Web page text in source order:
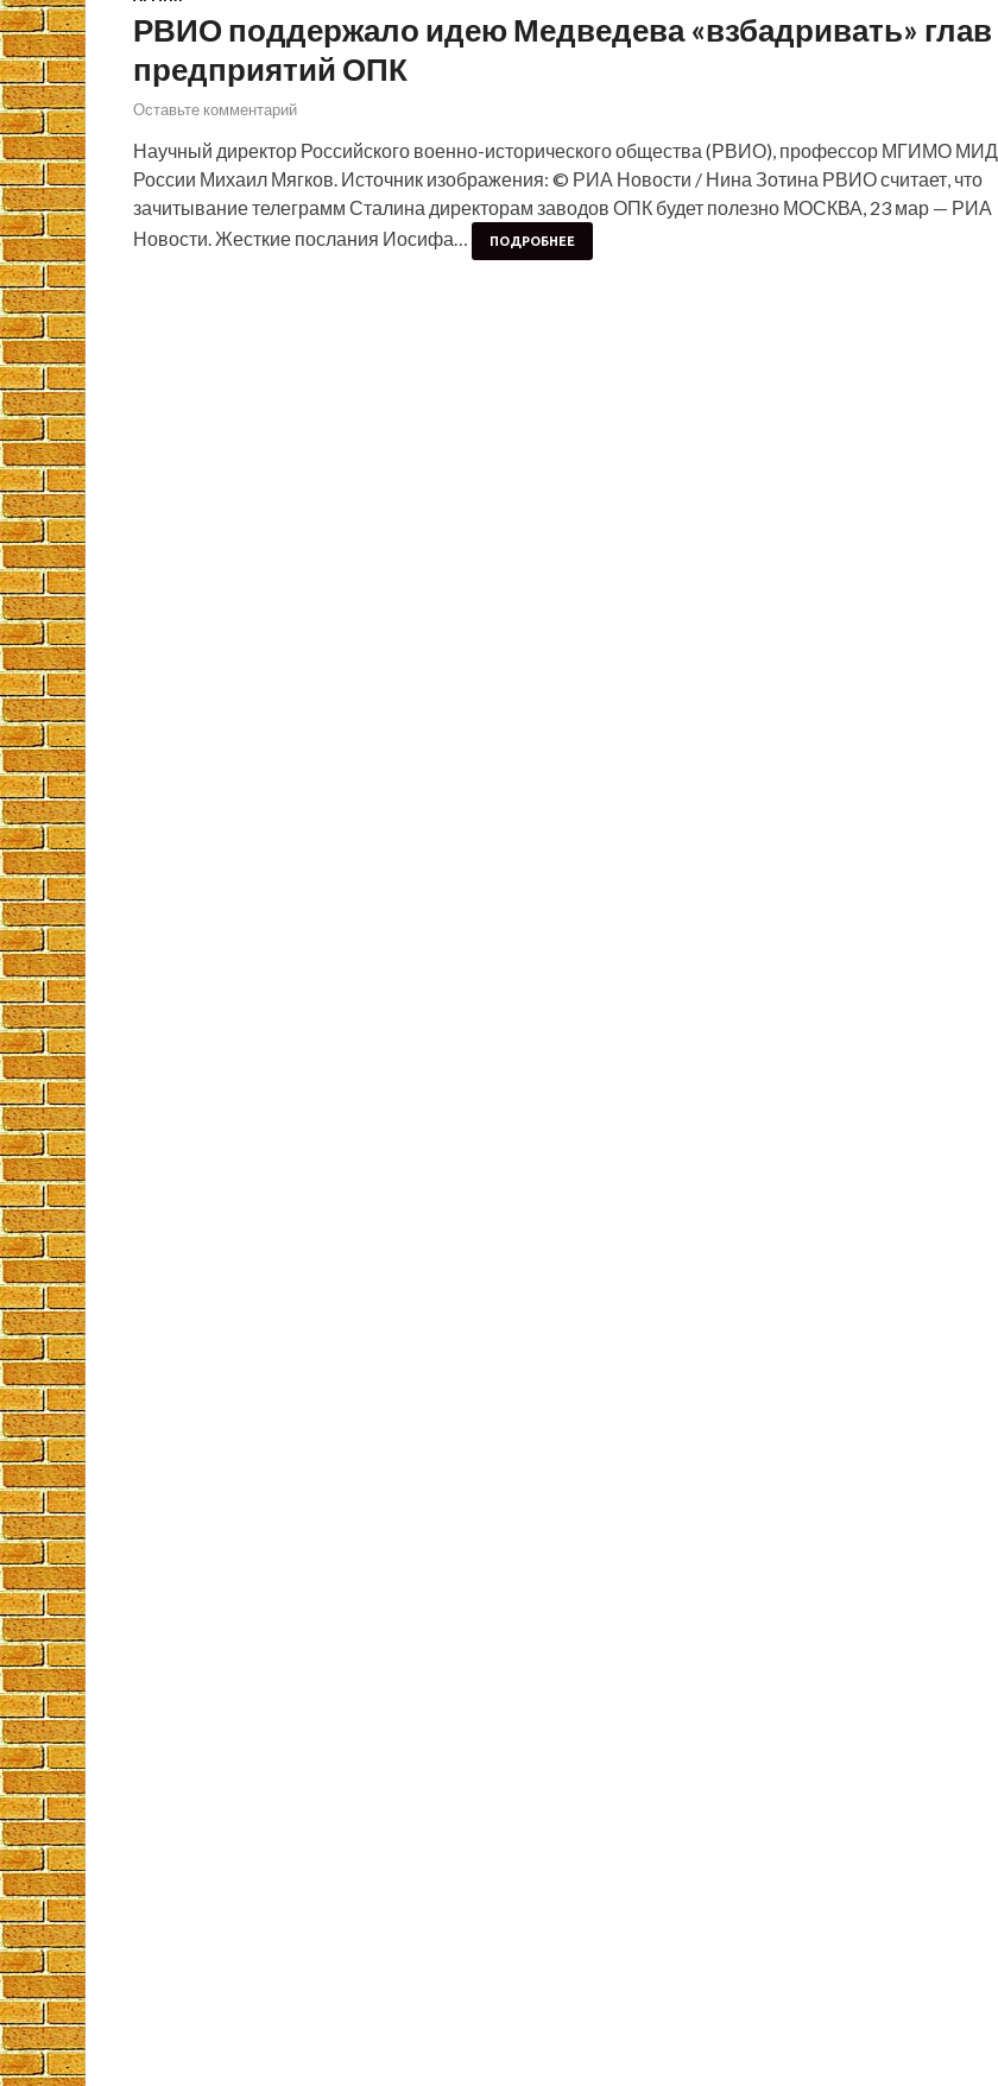
РВИО поддержало идею Медведева «взбадривать» глав
предприятий ОПК
Оставьте комментарий
Научный директор Российского военно-исторического общества (РВИО), профессор МГИМО МИД
России Михаил Мягков. Источник изображения: © РИА Новости / Нина Зотина РВИО считает, что
зачитывание телеграмм Сталина директорам заводов ОПК будет полезно МОСКВА, 23 мар — РИА
Новости. Жесткие послания Иосифа…
ПОДРОБНЕЕ